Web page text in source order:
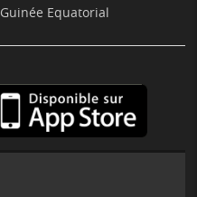
Guinée Equatorial